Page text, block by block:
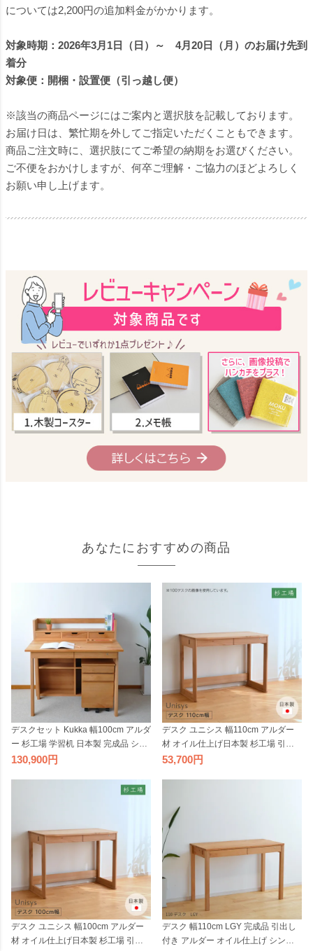
については2,200円の追加料金がかかります。
対象時期：2026年3月1日（日）～ 4月20日（月）のお届け先到
着分
対象便：開梱・設置便（引っ越し便）
※該当の商品ページにはご案内と選択肢を記載しております。
お届け日は、繁忙期を外してご指定いただくこともできます。
商品ご注文時に、選択肢にてご希望の納期をお選びください。
ご不便をおかけしますが、何卒ご理解・ご協力のほどよろしく
お願い申し上げます。
あなたにおすすめの商品
デスクセット Kukka 幅100cm アルダ
ー 杉工場 学習机 日本製 完成品 シン
プル オイル仕上げ 引出し付き 天然
130,900
デスク ユニシス 幅110cm アルダー
材 オイル仕上げ日本製 杉工場 引出
し付き 鍵付き 天然木 学習机 平机 奥
53,700
デスク ユニシス 幅100cm アルダー
材 オイル仕上げ日本製 杉工場 引出
デスク 幅110cm LGY 完成品 引出し
付き アルダー オイル仕上げ シンプ